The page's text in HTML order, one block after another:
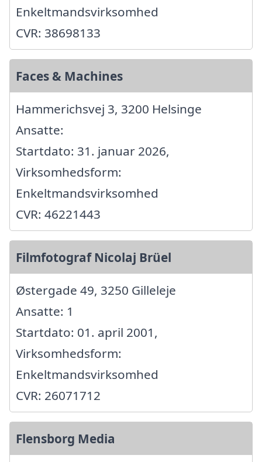
Enkeltmandsvirksomhed
CVR: 38698133
Faces & Machines
Hammerichsvej 3, 3200 Helsinge
Ansatte:
Startdato: 31. januar 2026,
Virksomhedsform:
Enkeltmandsvirksomhed
CVR: 46221443
Filmfotograf Nicolaj Brüel
Østergade 49, 3250 Gilleleje
Ansatte: 1
Startdato: 01. april 2001,
Virksomhedsform:
Enkeltmandsvirksomhed
CVR: 26071712
Flensborg Media